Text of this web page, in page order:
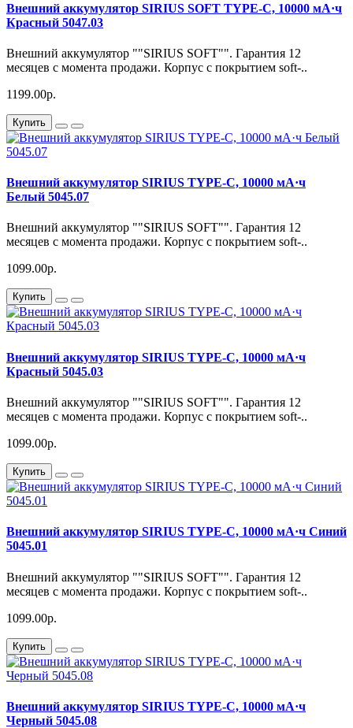
Внешний аккумулятор SIRIUS SOFT TYPE-C, 10000 мА·ч
Красный 5047.03
Внешний аккумулятор ""SIRIUS SOFT"". Гарантия 12
месяцев с момента продажи. Корпус с покрытием soft-..
1199.00р.
Купить
Внешний аккумулятор SIRIUS TYPE-C, 10000 мА·ч
Белый 5045.07
Внешний аккумулятор ""SIRIUS SOFT"". Гарантия 12
месяцев с момента продажи. Корпус с покрытием soft-..
1099.00р.
Купить
Внешний аккумулятор SIRIUS TYPE-C, 10000 мА·ч
Красный 5045.03
Внешний аккумулятор ""SIRIUS SOFT"". Гарантия 12
месяцев с момента продажи. Корпус с покрытием soft-..
1099.00р.
Купить
Внешний аккумулятор SIRIUS TYPE-C, 10000 мА·ч Синий
5045.01
Внешний аккумулятор ""SIRIUS SOFT"". Гарантия 12
месяцев с момента продажи. Корпус с покрытием soft-..
1099.00р.
Купить
Внешний аккумулятор SIRIUS TYPE-C, 10000 мА·ч
Черный 5045.08